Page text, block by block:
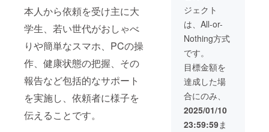
本人から依頼を受け主に大
学生、若い世代がおしゃべ
りや簡単なスマホ、PCの操
作、健康状態の把握、その
報告など包括的なサポート
を実施し、依頼者に様子を
伝えることです。
欄に希望される
お名前をご記入
ください。
ジェクト
は、All-or-
Nothing方式
です。
目標金額を
達成した場
合にのみ、
2025/01/10
23:59:59ま